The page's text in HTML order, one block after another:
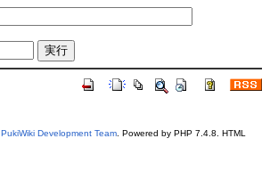
PukiWiki Development Team. Powered by PHP 7.4.8. HTML